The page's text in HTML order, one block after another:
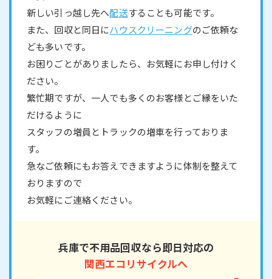
新しい引っ越し先へ配送することも可能です。
また、回収と同日にハウスクリーニングのご依頼な
ども多いです。
お困りごとがありましたら、お気軽にお申し付けく
ださい。
繁忙期ですが、一人でも多くのお客様とご縁をいた
だけるように
スタッフの増員とトラックの増車を行っておりま
す。
急なご依頼にもお答えできますように体制を整えて
おりますので
お気軽にご連絡ください。
兵庫で不用品回収なら即日対応の
関西エコリサイクルへ